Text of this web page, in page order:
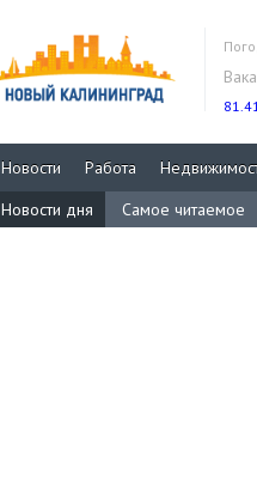
Новости Работа
Новости дня
Самое читаемое